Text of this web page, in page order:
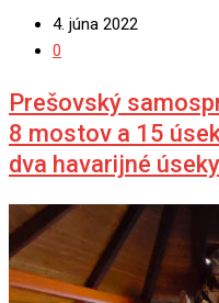
4. júna 2022
0
Prešovský
8 mostov a 15
dva havarijné